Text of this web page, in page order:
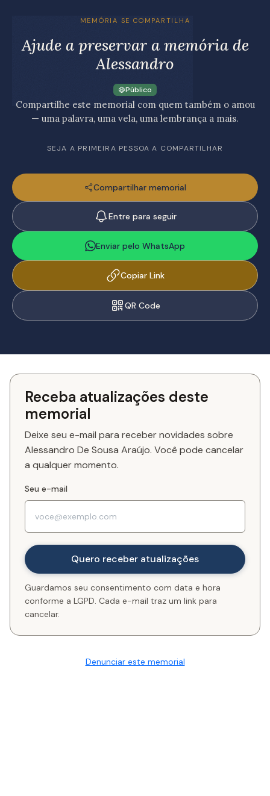
MEMÓRIA SE COMPARTILHA
Ajude a preservar a memória de
Alessandro
Público
Compartilhe este memorial com quem também o amou
— uma palavra, uma vela, uma lembrança a mais.
SEJA A PRIMEIRA PESSOA A COMPARTILHAR
Compartilhar memorial
Entre para seguir
Enviar pelo WhatsApp
Copiar Link
QR Code
Receba atualizações deste
memorial
Deixe seu e-mail para receber novidades sobre
Alessandro De Sousa Araújo. Você pode cancelar
a qualquer momento.
Seu e-mail
Guardamos seu consentimento com data e hora
conforme a LGPD. Cada e-mail traz um link para
cancelar.
Denunciar este memorial